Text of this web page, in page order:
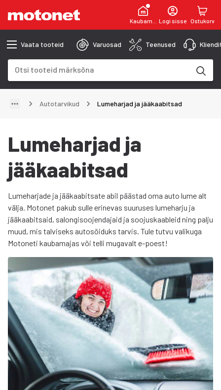
KaubamajaLogi sisse Ostukorv
Vaata tooteid Varuosad Teenused
Autotarvikud Lumeharjad ja jääkaabitsad
Lumeharjad ja
jääkaabitsad
Lumeharjade ja jääkaabitsate abil päästad oma auto lume alt
välja. Motonet pakub sulle erinevas suuruses lumeharju ja
jääkaabitsaid, salongisoojendajaid ja soojuskaableid ning palju
muud, mis talviseks autosõiduks tarvis. Tule tutvu valikuga
Motoneti kaubamajas või telli mugavalt e-poest!